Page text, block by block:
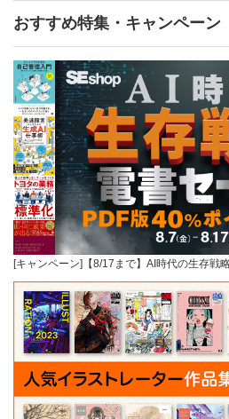
おすすめ特集・キャンペーン
[キャンペーン]【8/17まで】AI時代の生存戦